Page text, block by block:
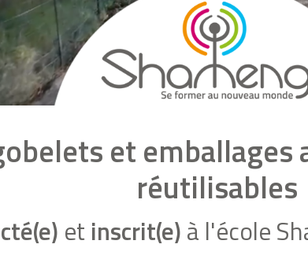
et
réutilisables
et inscrit(e)à l'école